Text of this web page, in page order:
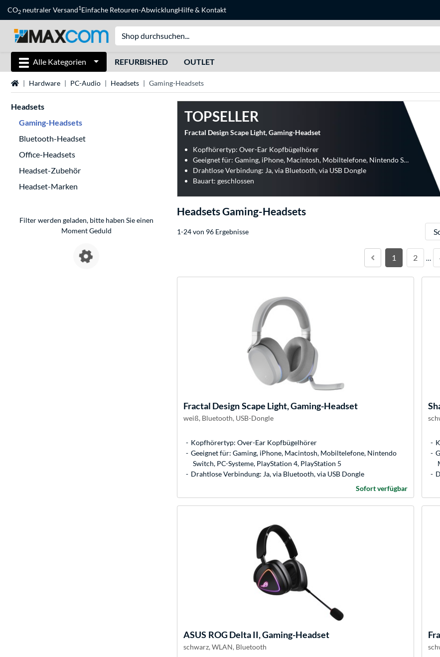
CO2 neutraler Versand1Einfache Retouren-AbwicklungHilfe& Kontakt
Alle Kategorien REFURBISHED OUTLET
StartseiteHardware PC-Audio Headsets Gaming-Headsets
Headsets
Gaming-Headsets
Bluetooth-Headset
Office-Headsets
Headset-Zubehör
Headset-Marken
Filter werden geladen, bitte haben Sie einen
Moment Geduld
TOPSELLER
Fractal Design Scape Light, Gaming-Headset
Kopfhörertyp: Over-Ear Kopfbügelhörer
Geeignet für: Gaming, iPhone, Macintosh, Mobiltelefone, Nintendo Switch, PC-Systeme, PlayStation 4, PlayStation 5
Drahtlose Verbindung: Ja, via Bluetooth, via USB Dongle
Bauart: geschlossen
Headsets Gaming-Headsets
1-24 von 96 Ergebnisse
1 2 …
Fractal Design Scape Light, Gaming-Headset
weiß, Bluetooth, USB-Dongle
Kopfhörertyp: Over-Ear Kopfbügelhörer
Geeignet für: Gaming, iPhone, Macintosh, Mobiltelefone, Nintendo
Switch, PC-Systeme, PlayStation 4, PlayStation 5
Drahtlose Verbindung: Ja, via Bluetooth, via USB Dongle
Sofort verfügbar
ASUS ROG Delta II, Gaming-Headset
schwarz, WLAN, Bluetooth